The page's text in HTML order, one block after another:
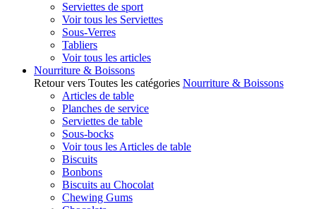
Serviettes de sport
Voir tous les Serviettes
Sous-Verres
Tabliers
Voir tous les articles
Nourriture & Boissons
Retour vers Toutes les catégories Nourriture & Boissons
Articles de table
Planches de service
Serviettes de table
Sous-bocks
Voir tous les Articles de table
Biscuits
Bonbons
Biscuits au Chocolat
Chewing Gums